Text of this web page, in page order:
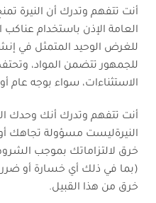
أنت تتفهم وتدرك أن النيرة
العامة الإذن باستخدام
للغرض الوحيد المتمثل في
للجمهور تتضمن المواد،
الاستثناءات، سواء بوجه عام
أنت تتفهم وتدرك أنك وحدك
النيرةليست مسؤولة تجاهك
خرق لالتزاماتك بموجب الشروط
(بما في ذلك أي خسارة أو ضرر
خرق من هذا القبيل.